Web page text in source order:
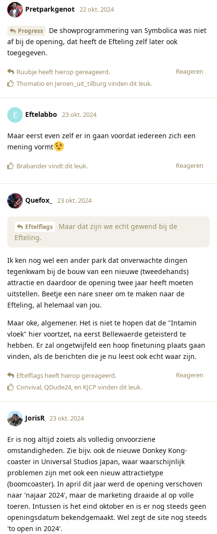
Pretparkgenot 22 okt. 2024
Progress
De showprogrammering van Symbolica was niet
af bij de opening, dat heeft de Efteling zelf later ook
toegegeven.
Reageren
Ruubje heeft hierop gereageerd.
Thomatio en Jeroen_uit_tilburg vinden dit leuk.
E Eftelabbo 23 okt. 2024
Maar eerst even zelf er in gaan voordat iedereen zich een
mening vormt
Reageren
Brabandervindt dit leuk.
Quefox_ 23 okt. 2024
Eftelflags
Maar dat zijn we echt gewend bij de
Efteling.
Ik ken nog wel een ander park dat onverwachte dingen
tegenkwam bij de bouw van een nieuwe (tweedehands)
attractie en daardoor de opening twee jaar heeft moeten
uitstellen. Beetje een nare sneer om te maken naar de
Efteling, al helemaal van jou.
Maar oke, algemener. Het is niet te hopen dat de "Intamin
vloek" hier voortzet, na eerst Bellewaerde geteisterd te
hebben. Er zal ongetwijfeld een hoop finetuning plaats gaan
vinden, als de berichten die je nu leest ook echt waar zijn.
Reageren
Eftelflags heeft hierop gereageerd.
Convival,QDude24, en KJCPvinden dit leuk.
JorisR 23 okt. 2024
Er is nog altijd zoiets als volledig onvoorziene
omstandigheden. Zie bijv. ook de nieuwe Donkey Kong-
coaster in Universal Studios Japan, waar waarschijnlijk
problemen zijn met ook een nieuw attractietype
(boomcoaster). In april dit jaar werd de opening verschoven
naar 'najaar 2024', maar de marketing draaide al op volle
toeren. Intussen is het eind oktober en is er nog steeds geen
openingsdatum bekendgemaakt. Wel zegt de site nog steeds
'to open in 2024'.